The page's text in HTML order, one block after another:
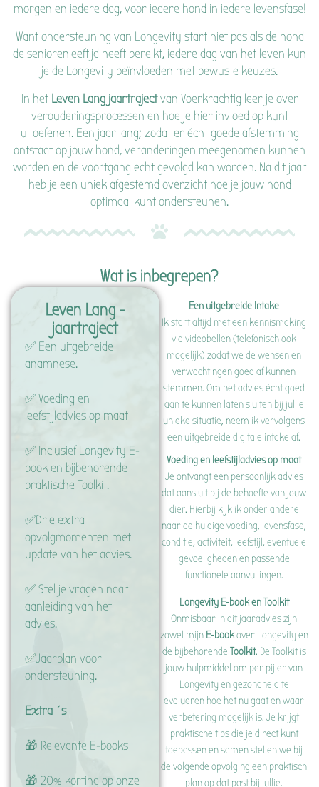
morgen en iedere dag, voor iedere hond in iedere levensfase!
Want ondersteuning van Longevity start niet pas als de hond
de seniorenleeftijd heeft bereikt, iedere dag van het leven kun
je de Longevity beïnvloeden met bewuste keuzes.
In het Leven Lang jaartrajectvan Voerkrachtig leer je over
verouderingsprocessen en hoe je hier invloed op kunt
uitoefenen. Een jaar lang; zodat er écht goede afstemming
ontstaat op jouw hond, veranderingen meegenomen kunnen
worden en de voortgang echt gevolgd kan worden. Na dit jaar
heb je een uniek afgestemd overzicht hoe je jouw hond
optimaal kunt ondersteunen.
Wat is inbegrepen?
Een uitgebreide Intake
Ik start altijd met een kennismaking
via videobellen (telefonisch ook
mogelijk) zodat we de wensen en
verwachtingen goed af kunnen
stemmen. Om het advies écht goed
aan te kunnen laten sluiten bij jullie
unieke situatie, neem ik vervolgens
een uitgebreide digitale intake af.
Voeding en leefstijladvies op maat
Je ontvangt een persoonlijk advies
dat aansluit bij de behoefte van jouw
dier. Hierbij kijk ik onder andere
naar de huidige voeding, levensfase,
conditie, activiteit, leefstijl, eventuele
gevoeligheden en passende
functionele aanvullingen.
Longevity E-book en Toolkit
Onmisbaar in dit jaaradvies zijn
zowel mijnE-bookover Longevity en
de bijbehorende Toolkit. De Toolkit is
jouw hulpmiddel om per pijler van
Longevity en gezondheid te
evalueren hoe het nu gaat en waar
verbetering mogelijk is. Je krijgt
praktische tips die je direct kunt
toepassen en samen stellen we bij
de volgende opvolging een praktisch
plan op dat past bij jullie.
Leven Lang -
jaartraject
✅ Een uitgebreide
anamnese.
✅ Voeding en
leefstijladvies op maat
✅ Inclusief Longevity E-
book en bijbehorende
praktische Toolkit.
✅Drie extra
opvolgmomenten met
update van het advies.
✅ Stel je vragen naar
aanleiding van het
advies.
✅Jaarplan voor
ondersteuning.
Extra´s
🎁 Relevante E-books
🎁 20% korting op onze